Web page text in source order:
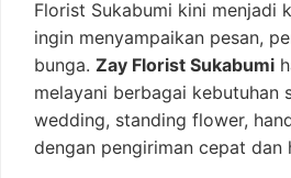
Florist Sukabumi kini menjadi
ingin menyampaikan pesan,
bunga. Zay Florist Sukabumi
melayani berbagai kebutuhan
wedding, standing flower,
dengan pengiriman cepat dan